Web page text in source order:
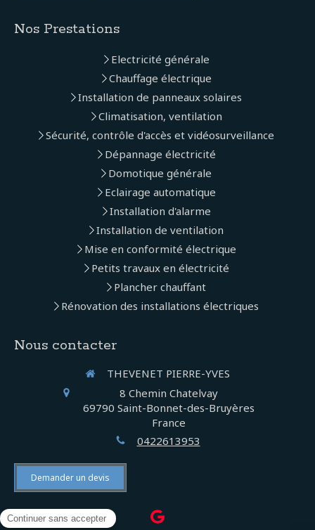
Nos Prestations
Electricité générale
Chauffage électrique
Installation de panneaux solaires
Climatisation, ventilation
Sécurité, contrôle d'accès et vidéosurveillance
Dépannage électricité
Domotique générale
Eclairage automatique
Installation d'alarme
Installation de ventilation
Mise en conformité électrique
Petits travaux en électricité
Plancher chauffant
Rénovation des installations électriques
Nous contacter
THEVENET PIERRE-YVES
8 Chemin Chatelvay
69790 Saint-Bonnet-des-Bruyères
France
0422613953
Demander un devis